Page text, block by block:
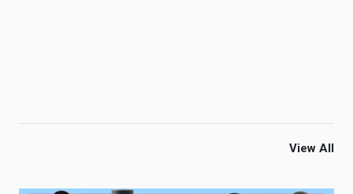
View All